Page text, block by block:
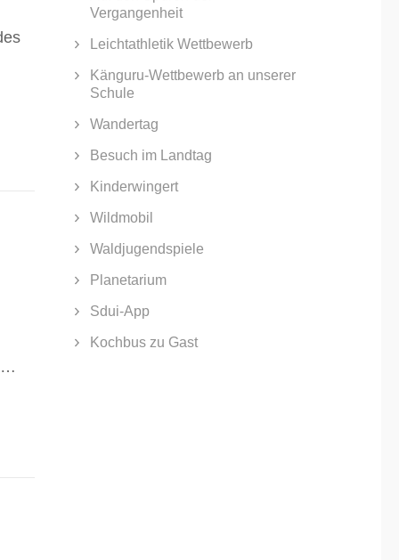
…
Vergangenheit
Leichtathletik Wettbewerb
Känguru-Wettbewerb an unserer
Schule
Wandertag
Besuch im Landtag
Kinderwingert
Wildmobil
Waldjugendspiele
Planetarium
Sdui-App
Kochbus zu Gast